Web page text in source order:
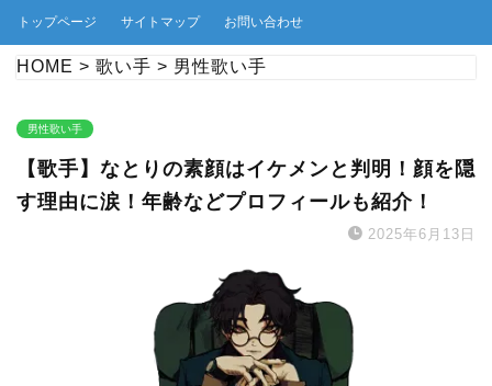
トップページ サイトマップ お問い合わせ
HOME > 歌い手 > 男性歌い手
男性歌い手
【歌手】なとりの素顔はイケメンと判明！顔を隠
す理由に涙！年齢などプロフィールも紹介！
2025年6月13日